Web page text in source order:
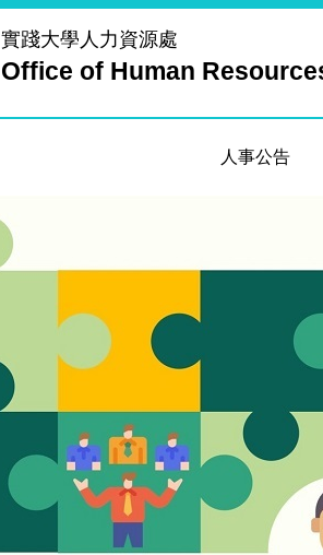
實踐大學 人力資源處
Office of Human
人事公告